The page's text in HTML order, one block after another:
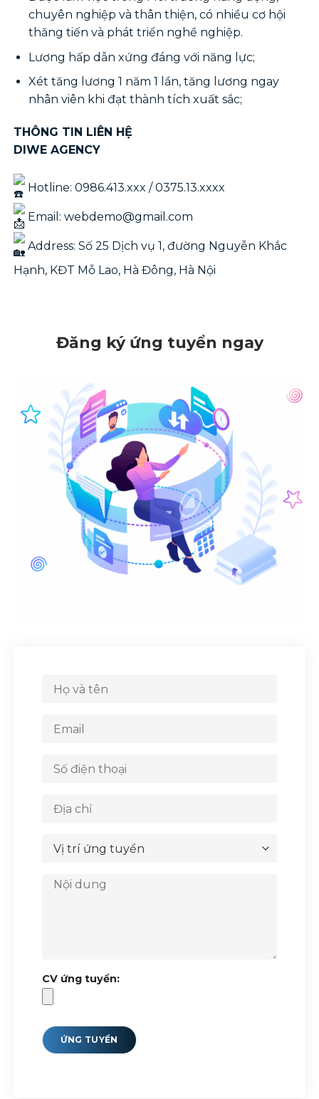
chuyên nghiệp và thân thiện, có nhiều cơ hội
thăng tiến và phát triển nghề nghiệp.
Lương hấp dẫn xứng đáng với năng lực;
Xét tăng lương 1 năm 1 lần, tăng lương ngay
nhân viên khi đạt thành tích xuất sắc;
THÔNG TIN LIÊN HỆ
DIWE AGENCY
Hotline: 0986.413.xxx / 0375.13.xxxx
Email: webdemo@gmail.com
Address: Số 25 Dịch vụ 1, đường Nguyễn Khắc
Hạnh, KĐT Mỗ Lao, Hà Đông, Hà Nội
Đăng ký ứng tuyển ngay
CV ứng tuyển: